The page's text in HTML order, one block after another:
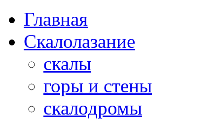
Главная
Скалолазание
скалы
горы и стены
скалодромы